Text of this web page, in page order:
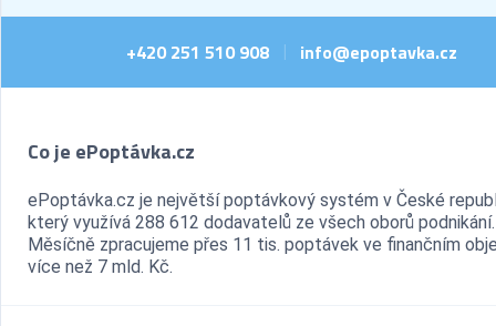
+420 251 510 908 | info@epoptavka.cz
Co je ePoptávka.cz
ePoptávka.cz je největší poptávkový systém v České
který využívá 288 612 dodavatelů ze všech oborů podnikání.
Měsíčně zpracujeme přes 11 tis. poptávek ve finančním
více než 7 mld. Kč.